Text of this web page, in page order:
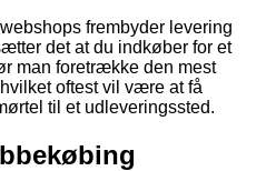
frembyder levering
det at du indkøber for et
man foretrække den mest
oftest vil være at få
til et udleveringssted.